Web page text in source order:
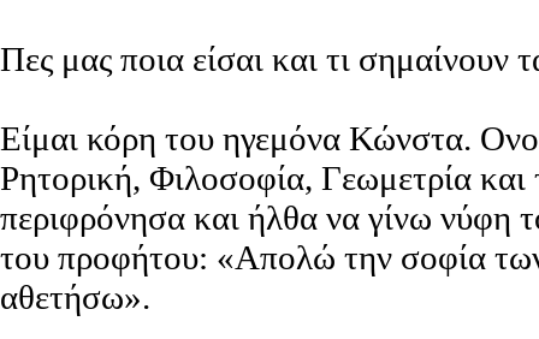
Πες μας ποια είσαι και τι σημαίνουν
Είμαι κόρη του ηγεμόνα Κώνστα.
Ρητορική, Φιλοσοφία, Γεωμετρία και
περιφρόνησα και ήλθα να γίνω νύφη
του προφήτου: «Απολώ την σοφία
αθετήσω».